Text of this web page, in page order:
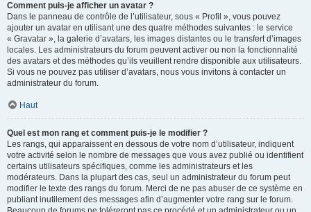
Comment puis-je afficher un avatar ?
Dans le panneau de contrôle de l’utilisateur, sous « Profil », vous pouvez
ajouter un avatar en utilisant une des quatre méthodes suivantes : le service
« Gravatar », la galerie d’avatars, les images distantes ou le transfert d’images
locales. Les administrateurs du forum peuvent activer ou non la fonctionnalité
des avatars et des méthodes qu’ils veuillent rendre disponible aux utilisateurs.
Si vous ne pouvez pas utiliser d’avatars, nous vous invitons à contacter un
administrateur du forum.
Haut
Quel est mon rang et comment puis-je le modifier ?
Les rangs, qui apparaissent en dessous de votre nom d’utilisateur, indiquent
votre activité selon le nombre de messages que vous avez publié ou identifient
certains utilisateurs spécifiques, comme les administrateurs et les
modérateurs. Dans la plupart des cas, seul un administrateur du forum peut
modifier le texte des rangs du forum. Merci de ne pas abuser de ce système en
publiant inutilement des messages afin d’augmenter votre rang sur le forum.